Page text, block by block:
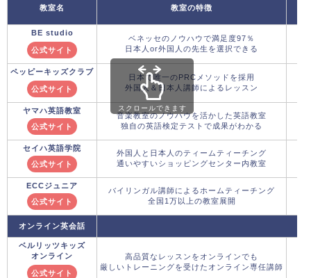
教室名 教室の特徴
BE studio
公式サイト
ベネッセのノウハウで満足度97％
日本人or外国人の先生を選択できる
ペッピーキッズクラブ
公式サイト
日本で唯一のPRCメソッドを採用
外国人＆日本人講師によるレッスン
ヤマハ英語教室
公式サイト
音楽教室のノウハウを活かした英語教室
独自の英語検定テストで成果がわかる
セイハ英語学院
公式サイト
外国人と日本人のティームティーチング
通いやすいショッピングセンター内教室
ECCジュニア
公式サイト
バイリンガル講師によるホームティーチング
全国1万以上の教室展開
オンライン英会話
ベルリッツキッズ
オンライン
公式サイト
高品質なレッスンをオンラインでも
厳しいトレーニングを受けたオンライン専任講師
スクロールできます